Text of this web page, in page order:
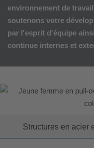
environnement de
soutenons votre
par l'esprit d'équipe
continue internes et
Structures en acier